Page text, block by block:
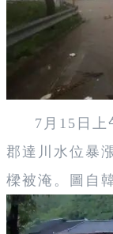
7月15日上
郡達川水位暴
樑被淹。圖自